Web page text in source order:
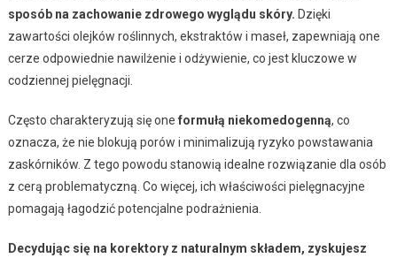
sposób na zachowanie zdrowego wyglądu skóry. Dzięki
zawartości olejków roślinnych, ekstraktów i maseł, zapewniają one
cerze odpowiednie nawilżenie i odżywienie, co jest kluczowe w
codziennej pielęgnacji.
Często charakteryzują się one formułą niekomedogenną, co
oznacza, że nie blokują porów i minimalizują ryzyko powstawania
zaskórników. Z tego powodu stanowią idealne rozwiązanie dla osób
z cerą problematyczną. Co więcej, ich właściwości pielęgnacyjne
pomagają łagodzić potencjalne podrażnienia.
Decydując się na korektory z naturalnym składem, zyskujesz